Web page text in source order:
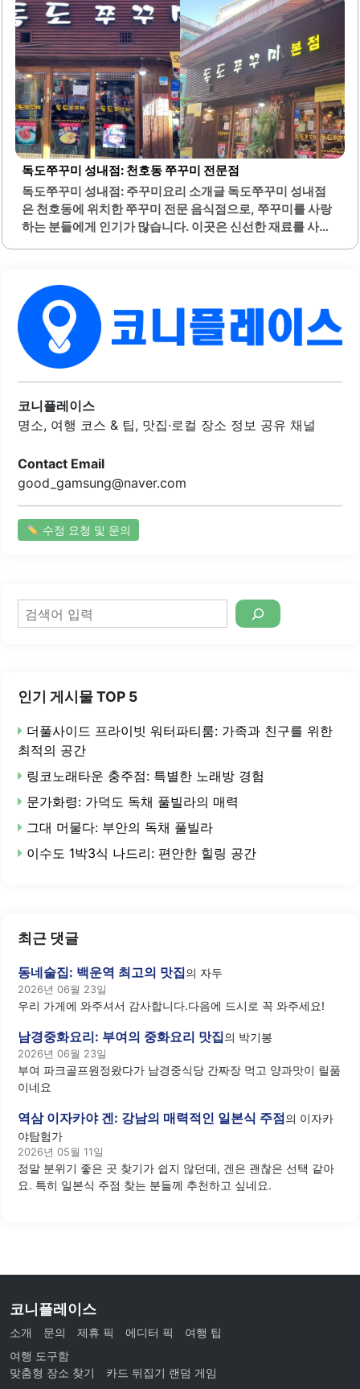
개는 다양한 햄과 소시지를 사용하여 푸짐한 양을 자랑하며,
고객의 기호에 맞춰 추가 사리를 선택할 수 있는 점이 특징입
니다. 또한, 매장에서 제공되는 육수는 직접 만들어져 더욱 깊
은 맛을 느낄 수 있습니다. 석가는 혼밥을 즐기는 고객에게도
적합한 공간으로, 편안한 분위기 속에서 식사를 할 수 있습니
다.이곳은 데이트나 친구들과의 모임에도 잘 어울리는 장소
입니다. 친절한 직원들의 서비스 또한 고객들에게 좋은 인상
을 남깁니다. 부대찌개..
독도쭈꾸미 성내점: 천호동 쭈꾸미 전문점
독도쭈꾸미 성내점: 주꾸미요리 소개글 독도쭈꾸미 성내점
은 천호동에 위치한 쭈꾸미 전문 음식점으로, 쭈꾸미를 사랑
하는 분들에게 인기가 많습니다. 이곳은 신선한 재료를 사용
공되어 많은 손님들이 즐겨 찾는 이유 중 하나입니다. 또한,
날치알 볶음밥은 이곳의 인기 메뉴로, 고소한 맛이 일품입니
다. 독도쭈꾸미 성내점은 쭈꾸미 골목의 중심에 위치하여 접
근성이 뛰어나며, 바쁜 일상 속에서도 간편하게 방문할 수 있
는 장점이 있습니다.내부는 아늑하고 편안한 분위기로, 친구
나 가족과 함께 식사하기에 적합합니다. 이곳은 항상 많은 손
님들로 붐비지만, 그만큼 맛있는 음식을 제공하기 때문에 기
다림이 아깝지 않습니다. 또한, 직원들은 친절하게 서비스를
코니플레이스
명소, 여행 코스 & 팁, 맛집·로컬 장소 정보 공유 채널
Contact Email
good_gamsung@naver.com
수정 요청 및 문의
검
색
인기 게시물 TOP 5
더풀사이드 프라이빗 워터파티룸: 가족과 친구를 위한
최적의 공간
링코노래타운 충주점: 특별한 노래방 경험
문가화령: 가덕도 독채 풀빌라의 매력
그대 머물다: 부안의 독채 풀빌라
이수도 1박3식 나드리: 편안한 힐링 공간
최근 댓글
동네술집: 백운역 최고의 맛집의 자두
2026년 06월 23일
우리 가게에 와주셔서 감사합니다.다음에 드시로 꼭 와주세요!
남경중화요리: 부여의 중화요리 맛집의 박기봉
2026년 06월 23일
부여 파크골프원정왔다가 남경중식당 간짜장 먹고 양과맛이 릴품
이네요
역삼 이자카야 겐: 강남의 매력적인 일본식 주점의 이자카
야탐험가
2026년 05월 11일
정말 분위기 좋은 곳 찾기가 쉽지 않던데, 겐은 괜찮은 선택 같아
요. 특히 일본식 주점 찾는 분들께 추천하고 싶네요.
코니플레이스
소개 문의 제휴 픽 에디터 픽
여행 팁
여행 도구함
맞춤형 장소 찾기
카드 뒤집기 랜덤 게임